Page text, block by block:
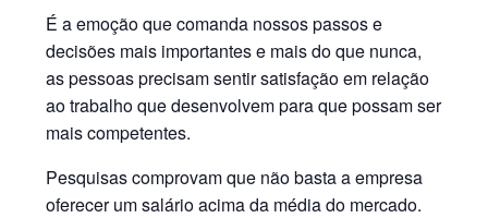
É a emoção que comanda nossos passos e
decisões mais importantes e mais do que nunca,
as pessoas precisam sentir satisfação em relação
ao trabalho que desenvolvem para que possam ser
mais competentes.
Pesquisas comprovam que não basta a empresa
oferecer um salário acima da média do mercado.